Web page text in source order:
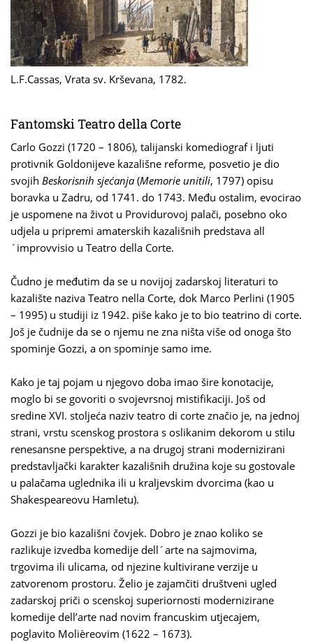
L.F.Cassas, Vrata sv. Krševana, 1782.
Fantomski Teatro della Corte
Carlo Gozzi (1720 – 1806), talijanski komediograf i ljuti
protivnik Goldonijeve kazališne reforme, posvetio je dio
svojih Beskorisnih sjećanja(Memorie unitili, 1797) opisu
boravka u Zadru, od 1741. do 1743. Među ostalim, evocirao
je uspomene na život u Providurovoj palači, posebno oko
udjela u pripremi amaterskih kazališnih predstava all
´improvvisio u Teatro della Corte.
Čudno je međutim da se u novijoj zadarskoj literaturi to
kazalište naziva Teatro nella Corte, dok Marco Perlini (1905
– 1995) u studiji iz 1942. piše kako je to bio teatrino di corte.
Još je čudnije da se o njemu ne zna ništa više od onoga što
spominje Gozzi, a on spominje samo ime.
Kako je taj pojam u njegovo doba imao šire konotacije,
moglo bi se govoriti o svojevrsnoj mistifikaciji. Još od
sredine XVI. stoljeća naziv teatro di corte značio je, na jednoj
strani, vrstu scenskog prostora s oslikanim dekorom u stilu
renesansne perspektive, a na drugoj strani modernizirani
predstavljački karakter kazališnih družina koje su gostovale
u palačama uglednika ili u kraljevskim dvorcima (kao u
Shakespeareovu Hamletu).
Gozzi je bio kazališni čovjek. Dobro je znao koliko se
razlikuje izvedba komedije dell´arte na sajmovima,
trgovima ili ulicama, od njezine kultivirane verzije u
zatvorenom prostoru. Želio je zajamčiti društveni ugled
zadarskoj priči o scenskoj superiornosti modernizirane
komedije dell’arte nad novim francuskim utjecajem,
poglavito Molièreovim (1622 – 1673).